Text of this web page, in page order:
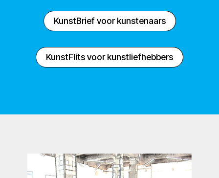
KunstBrief voor kunstenaars
KunstFlits voor kunstliefhebbers